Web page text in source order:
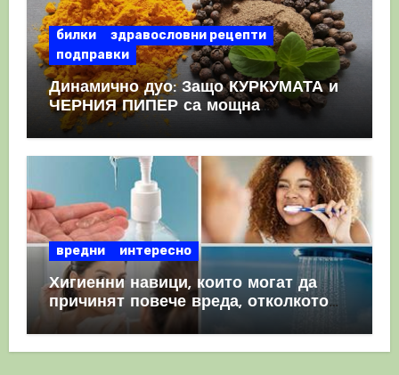
билки
здравословни рецепти
подправки
Динамично дуо: Защо КУРКУМАТА и
ЧЕРНИЯ ПИПЕР са мощна
комбинация
вредни интересно
Хигиенни навици, които могат да
причинят повече вреда, отколкото
полза